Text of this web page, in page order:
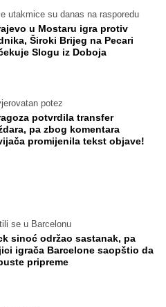
utakmice su danas na rasporedu
u Mostaru igra protiv
Široki Brijeg na Pecari
Slogu iz Doboja
potez
potvrdila transfer
pa zbog komentara
promijenila tekst objave!
se u Barcelonu
sinoć održao sastanak, pa
igrača Barcelone saopštio da
pripreme